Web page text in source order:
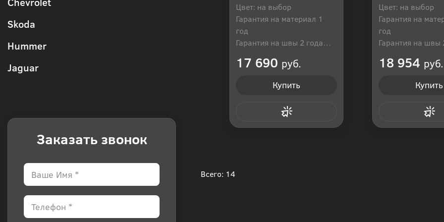
Skoda
Hummer
Jaguar
Заказать звонок
Цвет: на выбор
Гарантия на материал 1
год
Гарантия на швы 2 года
17 690 руб.
Купить
Цвет: на выбор
Гарантия на
год
Гарантия на швы
18 954 руб.
Купить
Всего: 14